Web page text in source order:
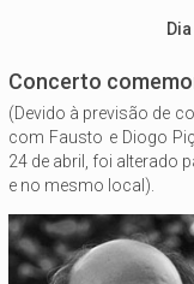
Concerto
(Devido à previsão de
com Fausto e Diogo
24 de abril, foi alterado
e no mesmo local).